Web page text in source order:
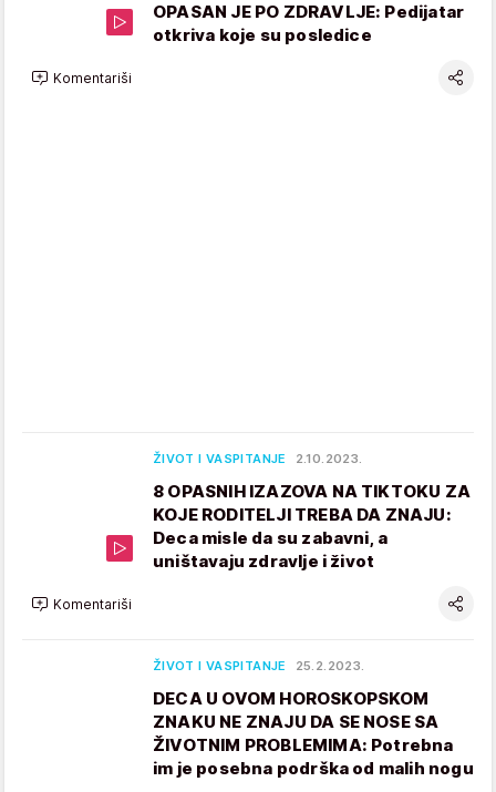
OPASAN JE PO ZDRAVLJE: Pedijatar
otkriva koje su posledice
Komentariši
ŽIVOT I VASPITANJE 2.10.2023.
8 OPASNIH IZAZOVA NA TIKTOKU ZA
KOJE RODITELJI TREBA DA ZNAJU:
Deca misle da su zabavni, a
uništavaju zdravlje i život
Komentariši
ŽIVOT I VASPITANJE 25.2.2023.
DECA U OVOM HOROSKOPSKOM
ZNAKU NE ZNAJU DA SE NOSE SA
ŽIVOTNIM PROBLEMIMA: Potrebna
im je posebna podrška od malih nogu